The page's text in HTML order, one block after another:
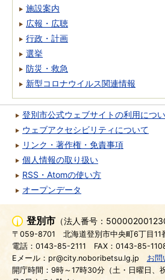
施設案内
広報・広聴
行政・計画
選挙
防災・救急
新型コロナウイルス関連情報
登別市公式ウェブサイトの利用につ
ウェブアクセシビリティについて
リンク・著作権・免責事項
個人情報の取り扱い
RSS・Atomの使い方
オープンデータ
登別市 （法人番号：
〒059-8701
北海道登別市中央町6丁目11
電話：0143-85-2111
FAX：0143-85-
Eメール：pr@city.noboribetsu.lg.jp
お問
開庁時間：9時～17時30分（土・日曜日、